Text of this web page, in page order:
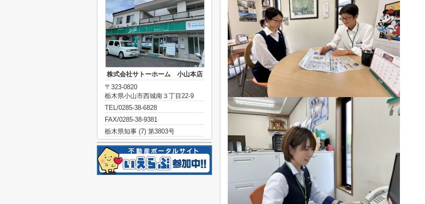
株式会社サトーホーム 小山本店
〒323-0820
栃木県小山市西城南３丁目22-9
TEL/0285-38-6828
FAX/0285-38-9381
栃木県知事 (7) 第3803号